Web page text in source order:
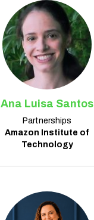
Ana Luisa Santos
Partnerships
Amazon Institute of
Technology